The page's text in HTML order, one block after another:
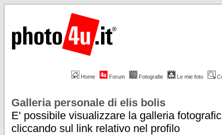
Home Forum Fotografie Le mie foto
Galleria personale di elis bolis
E' possibile visualizzare la galleria
cliccando sul link relativo nel profilo